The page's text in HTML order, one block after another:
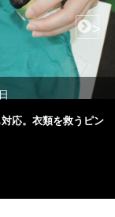
応。衣類を救うピン
>